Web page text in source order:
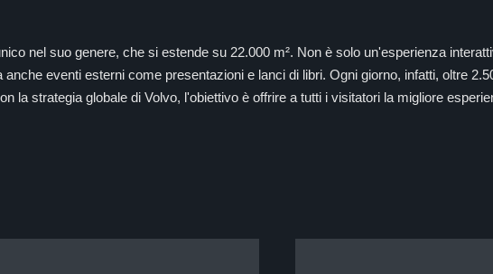
nel suo genere, che si estende su 22.000 m². Non è solo un'esperienza
eventi esterni come presentazioni e lanci di libri. Ogni giorno, infatti, oltre
la strategia globale di Volvo, l'obiettivo è offrire a tutti i visitatori la migliore